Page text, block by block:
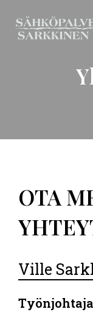
OTA
Ville
Työnjohtaja